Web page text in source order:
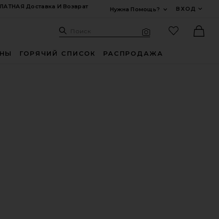
Доставка И Возврат
Нужна Помощь?
ВХОД
Поиск: Site
Поиск
ГОРЯЧИЙ СПИСОК РАСПРОДАЖА